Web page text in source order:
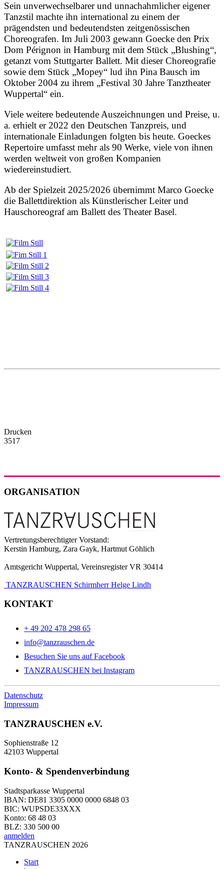
Sein unverwechselbarer und unnachahmlicher eigener
Tanzstil machte ihn international zu einem der
prägendsten und bedeutendsten zeitgenössischen
Choreografen. Im Juli 2003 gewann Goecke den Prix
Dom Pérignon in Hamburg mit dem Stück „Blushing“,
getanzt vom Stuttgarter Ballett. Mit dieser Choreografie
sowie dem Stück „Mopey“ lud ihn Pina Bausch im
Oktober 2004 zu ihrem „Festival 30 Jahre Tanztheater
Wuppertal“ ein.
Viele weitere bedeutende Auszeichnungen und Preise, u.
a. erhielt er 2022 den Deutschen Tanzpreis, und
internationale Einladungen folgten bis heute. Goeckes
Repertoire umfasst mehr als 90 Werke, viele von ihnen
werden weltweit von großen Kompanien
wiedereinstudiert.
Ab der Spielzeit 2025/2026 übernimmt Marco Goecke
die Ballettdirektion als Künstlerischer Leiter und
Hauschoreograf am Ballett des Theater Basel.
Drucken
3517
ORGANISATION
Vertretungsberechtigter Vorstand:
Kerstin Hamburg, Zara Gayk, Hartmut Göhlich
Amtsgericht Wuppertal, Vereinsregister VR 30414
TANZRAUSCHEN Schirmherr Helge Lindh
KONTAKT
+ 49 202 478 298 65
info@tanzrauschen.de
Besuchen Sie uns auf Facebook
TANZRAUSCHEN bei Instagram
Datenschutz
Impressum
TANZRAUSCHEN e.V.
Sophienstraße 12
42103 Wuppertal
Konto- & Spendenverbindung
Stadtsparkasse Wuppertal
IBAN: DE81 3305 0000 0000 6848 03
BIC: WUPSDE33XXX
Konto: 68 48 03
BLZ: 330 500 00
anmelden
TANZRAUSCHEN 2026
Start